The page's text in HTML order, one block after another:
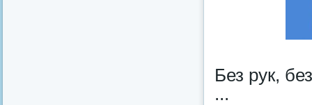
Без рук,
...